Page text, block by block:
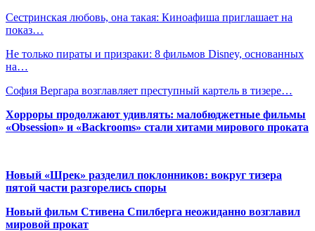
Сестринская любовь, она такая: Киноафиша приглашает на
показ…
Не только пираты и призраки: 8 фильмов Disney, основанных
на…
София Вергара возглавляет преступный картель в тизере…
Хорроры продолжают удивлять: малобюджетные фильмы
«Obsession» и «Backrooms» стали хитами мирового проката
Новый «Шрек» разделил поклонников: вокруг тизера
пятой части разгорелись споры
Новый фильм Стивена Спилберга неожиданно возглавил
мировой прокат